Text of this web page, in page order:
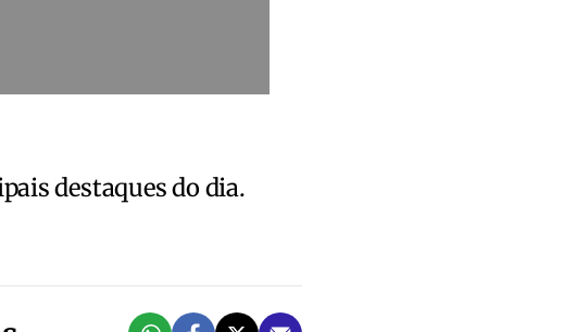
destaques do dia.